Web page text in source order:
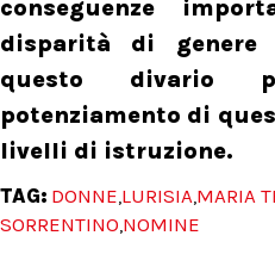
conseguenze
disparità di genere
questo divario
potenziamento di
livelli di istruzione.
TAG: DONNE,LURISIA,MARIA
SORRENTINO,NOMINE